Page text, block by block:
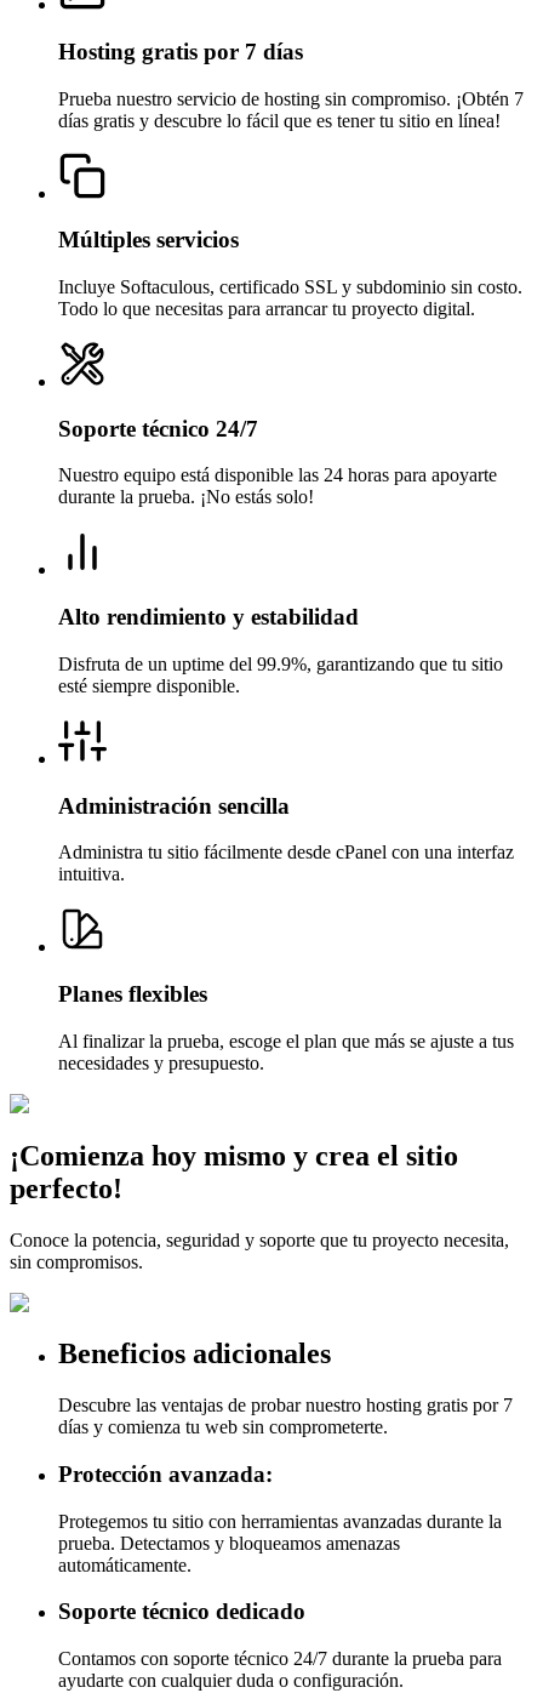
Hosting gratis por 7 días
Prueba nuestro servicio de hosting sin compromiso. ¡Obtén 7
días gratis y descubre lo fácil que es tener tu sitio en línea!
Múltiples servicios
Incluye Softaculous, certificado SSL y subdominio sin costo.
Todo lo que necesitas para arrancar tu proyecto digital.
Soporte técnico 24/7
Nuestro equipo está disponible las 24 horas para apoyarte
durante la prueba. ¡No estás solo!
Alto rendimiento y estabilidad
Disfruta de un uptime del 99.9%, garantizando que tu sitio
esté siempre disponible.
Administración sencilla
Administra tu sitio fácilmente desde cPanel con una interfaz
intuitiva.
Planes flexibles
Al finalizar la prueba, escoge el plan que más se ajuste a tus
necesidades y presupuesto.
¡Comienza hoy mismo y crea el sitio
perfecto!
Conoce la potencia, seguridad y soporte que tu proyecto necesita,
sin compromisos.
Beneficios adicionales
Descubre las ventajas de probar nuestro hosting gratis por 7
días y comienza tu web sin comprometerte.
Protección avanzada:
Protegemos tu sitio con herramientas avanzadas durante la
prueba. Detectamos y bloqueamos amenazas
automáticamente.
Soporte técnico dedicado
Contamos con soporte técnico 24/7 durante la prueba para
ayudarte con cualquier duda o configuración.